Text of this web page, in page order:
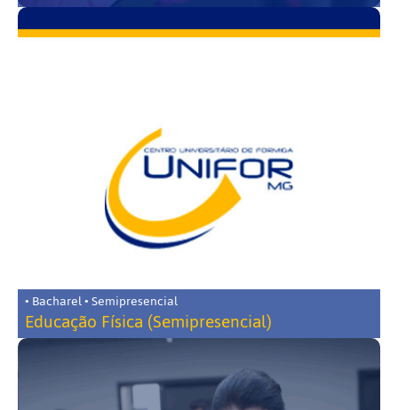
• Bacharel • Semipresencial
Educação Física (Semipresencial)